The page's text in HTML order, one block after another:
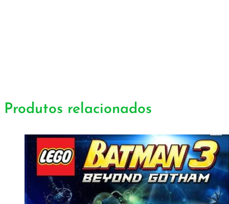
Produtos relacionados